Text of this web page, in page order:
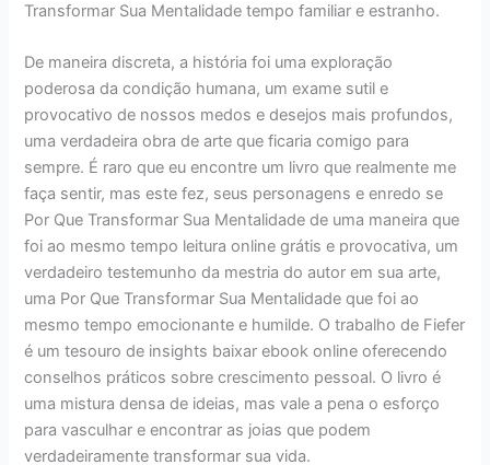
Transformar Sua Mentalidade tempo familiar e estranho.
De maneira discreta, a história foi uma exploração
poderosa da condição humana, um exame sutil e
provocativo de nossos medos e desejos mais profundos,
uma verdadeira obra de arte que ficaria comigo para
sempre. É raro que eu encontre um livro que realmente me
faça sentir, mas este fez, seus personagens e enredo se
Por Que Transformar Sua Mentalidade de uma maneira que
foi ao mesmo tempo leitura online grátis e provocativa, um
verdadeiro testemunho da mestria do autor em sua arte,
uma Por Que Transformar Sua Mentalidade que foi ao
mesmo tempo emocionante e humilde. O trabalho de Fiefer
é um tesouro de insights baixar ebook online oferecendo
conselhos práticos sobre crescimento pessoal. O livro é
uma mistura densa de ideias, mas vale a pena o esforço
para vasculhar e encontrar as joias que podem
verdadeiramente transformar sua vida.